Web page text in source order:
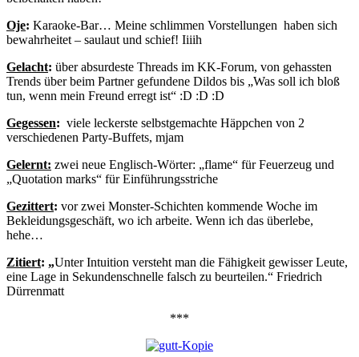
Oje: Karaoke-Bar… Meine schlimmen Vorstellungen haben sich
bewahrheitet – saulaut und schief! Iiiih
Gelacht: über absurdeste Threads im KK-Forum, von gehassten
Trends über beim Partner gefundene Dildos bis „Was soll ich bloß
tun, wenn mein Freund erregt ist“ :D :D :D
Gegessen: viele leckerste selbstgemachte Häppchen von 2
verschiedenen Party-Buffets, mjam
Gelernt: zwei neue Englisch-Wörter: „flame“ für Feuerzeug und
„Quotation marks“ für Einführungsstriche
Gezittert: vor zwei Monster-Schichten kommende Woche im
Bekleidungsgeschäft, wo ich arbeite. Wenn ich das überlebe,
hehe…
Zitiert: „Unter Intuition versteht man die Fähigkeit gewisser Leute,
eine Lage in Sekundenschnelle falsch zu beurteilen.“ Friedrich
Dürrenmatt
***